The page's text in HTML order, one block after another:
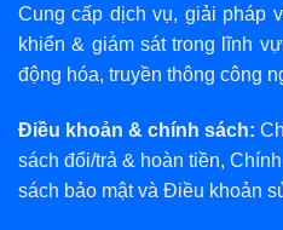
Cung cấp dịch vụ, giải pháp
khiển & giám sát trong lĩnh
động hóa, truyền thông công
Điều khoản & chính sách:
sách đổi/trả & hoàn tiền,
sách bảo mậtvà Điều khoản